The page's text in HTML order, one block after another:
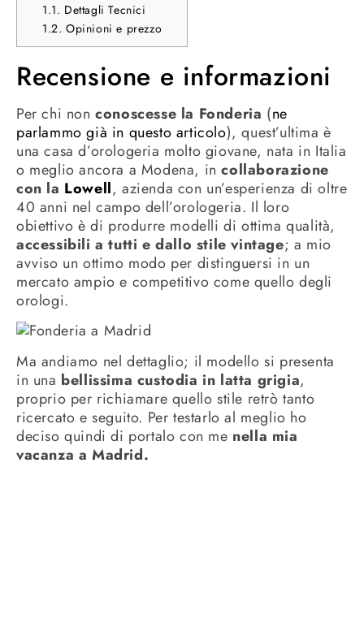
1.1. Dettagli Tecnici
1.2. Opinioni e prezzo
Recensione e informazioni
Per chi nonconoscesse la Fonderia (ne
parlammo già in questo articolo), quest’ultima è
una casa d’orologeria molto giovane, nata in Italia
o meglio ancora a Modena, incollaborazione
con la Lowell, azienda con un’esperienza di oltre
40 anni nel campo dell’orologeria. Il loro
obiettivo è di produrre modelli di ottima qualità,
accessibili a tutti e dallo stile vintage; a mio
avviso un ottimo modo per distinguersi in un
mercato ampio e competitivo come quello degli
orologi.
Ma andiamo nel dettaglio; il modello si presenta
in una bellissima custodia in latta grigia,
proprio per richiamare quello stile retrò tanto
ricercato e seguito. Per testarlo al meglio ho
deciso quindi di portalo con me nella mia
vacanza a Madrid.